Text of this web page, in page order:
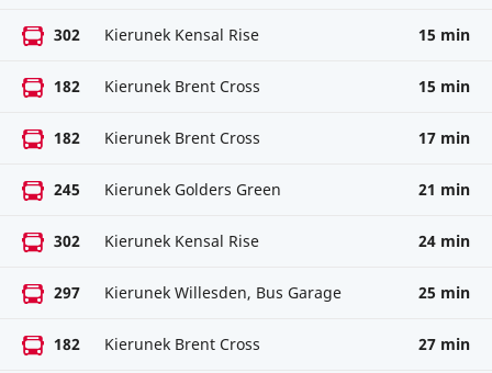
302 Kierunek Kensal Rise 15 min
182 Kierunek Brent Cross 15 min
182 Kierunek Brent Cross 17 min
245 Kierunek Golders Green 21 min
302 Kierunek Kensal Rise 24 min
297 Kierunek Willesden, Bus Garage 25 min
182 Kierunek Brent Cross 27 min